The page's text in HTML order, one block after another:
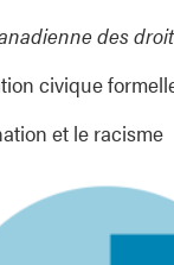
des
civique
et le racisme